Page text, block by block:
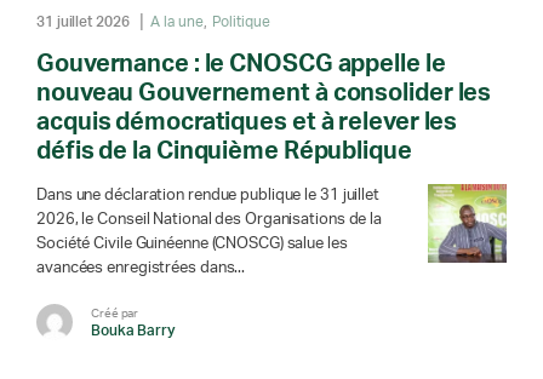
31 juillet 2026 A la une Politique
Gouvernance : le CNOSCG appelle le
nouveau Gouvernement à consolider les
acquis démocratiques et à relever les
défis de la Cinquième République
Dans une déclaration rendue publique le 31 juillet
2026, le Conseil National des Organisations de la
Société Civile Guinéenne (CNOSCG) salue les
avancées enregistrées dans...
Créé par
Bouka Barry